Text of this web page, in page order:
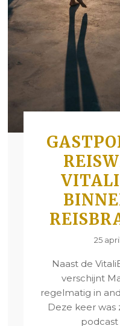
25
Naast de
verschijnt
regelmatig in
Deze keer was
podcast